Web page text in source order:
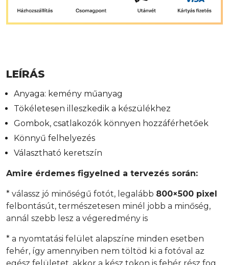
LEÍRÁS
Anyaga: kemény műanyag
Tökéletesen illeszkedik a készülékhez
Gombok, csatlakozók könnyen hozzáférhetőek
Könnyű felhelyezés
Választható keretszín
Amire érdemes figyelned a tervezés során:
* válassz jó minőségű fotót, legalább 800×500 pixel
felbontásút, természetesen minél jobb a minőség,
annál szebb lesz a végeredmény is
* a nyomtatási felület alapszíne minden esetben
fehér, így amennyiben nem töltöd ki a fotóval az
egész felületet, akkor a kész tokon is fehér rész fog